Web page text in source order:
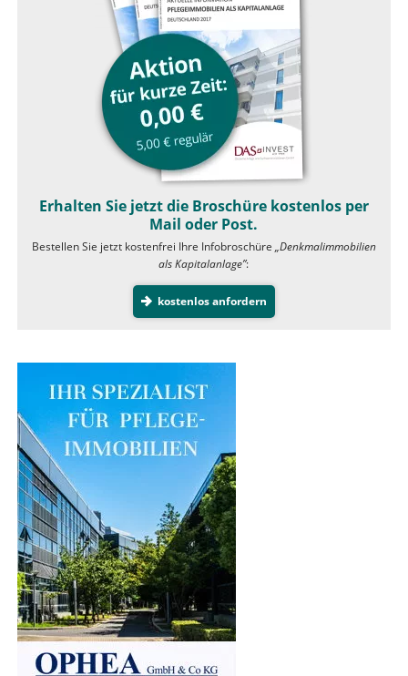
Erhalten Sie jetzt die Broschüre kostenlos per
Mail oder Post.
Bestellen Sie jetzt kostenfrei Ihre Infobroschüre „Denkmalimmobilien
als Kapitalanlage”:
kostenlos anfordern